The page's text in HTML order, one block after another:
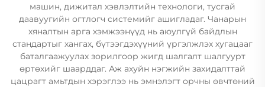
машин, дижитал хэвлэлтийн технологи, тусгай
даавуугийн огтлогч системийг ашигладаг. Чанарын
хяналтын арга хэмжээнүүд нь аюулгүй байдлын
стандартыг хангах, бүтээгдэхүүний үргэлжлэх хугацааг
баталгаажуулах зорилгоор жигд шалгалт шалгуурт
өртөхийг шаарддаг. Аж ахуйн нэгжийн захидалттай
цацрагт амьтдын хэрэглээ нь эмнэлэгт орчны өвчтөний